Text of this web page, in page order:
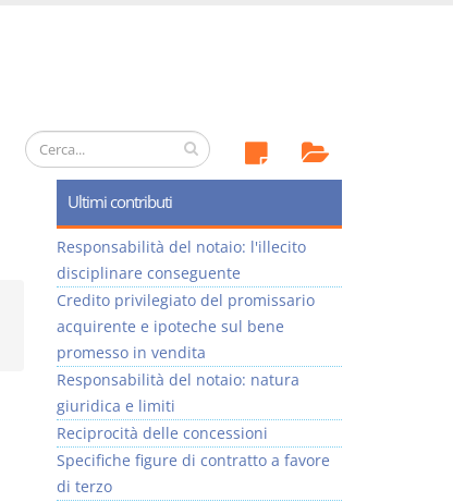
Ultimi contributi
Responsabilità del notaio: l'illecito
disciplinare conseguente
Credito privilegiato del promissario
acquirente e ipoteche sul bene
promesso in vendita
Responsabilità del notaio: natura
giuridica e limiti
Reciprocità delle concessioni
Specifiche figure di contratto a favore
di terzo